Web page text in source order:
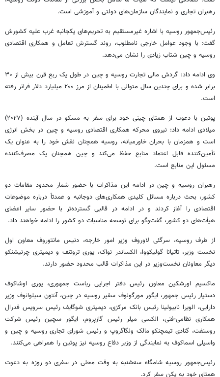
رهبران تجاری و نمایندگان سازمان‌های دولتی و آموزشی است.
رئیس‌جمهور روسیه با اشاره غیرمستقیم به تحریم‌های یکجانبه غرب علیه کشورش
گفت: با وجود عوامل خارجی نامطلوب، روند گسترش تعامل و همکاری اقتصادی
روسیه و چین شتاب زیادی را نشان می‌دهد.
وی ادامه داد: گردش مالی تجارت روسیه و چین در طول یک ربع قرن بیش از ۳۰
برابر شده و برای چندین سال متوالی با اطمینان از مرز ۲۰۰ میلیارد دلار فراتر رفته
است.
پوتین با دعوت از همتای چینی خود برای سفر به مسکو در سال آینده (۲۰۲۷)
میلادی ادامه داد: نیروی محرکه همکاری اقتصادی روسیه و چین در بخش انرژی
است و همزمان با بحران خاورمیانه، روسیه همچنان نقش خود را به عنوان یک
تأمین‌کننده قابل اعتماد منابع حفظ می‌کند و چین همچنان یک مصرف‌کننده
مسئول این منابع است.
رهبران روسیه و چین در ادامه این مذاکرات با حضور شمار محدود مقامات دو
کشور، بحث درباره مسائل کلیدی همکاری‌های دوجانبه و عمدتاً درباره موضوعات
اقتصادی را آغاز کردند و در ادامه در قالبی گسترده‌تر با حضور سایر اعضای
هیأت‌های دو کشور، گفت‌وگو برای توسعه مناسبات دو کشور را ادامه خواهند داد.
از طرف روسیه، سرگئی لاوروف وزیر امور خارجه، دنیس مانتوروف معاون اول
نخست وزیر، تاتیانا گولیکووا، الکساندر نواک، یوری تروتنف و دیمیتری چرنیشنکو
دیگر معاونان نخست‌وزیر در این مذاکرات قالب محدود حضور دارند.
ماکسیم اورشکین معاون رئیس دفتر اجرایی ریاست جمهوری، یوری اوشاکوف
دستیار رئیس جمهور، ایگور مورگولوف سفیر روسیه در چین، آنتون سیلوانوف وزیر
دارایی، الویرا نابیولینا رئیس بانک مرکزی، دیمیتری شوگایف رئیس سرویس فدرال
همکاری نظامی-فنی، الکسی میلر رئیس گازپروم، ایگور سچین رئیس شرکت
روسنفت، گنادی تیمچنکو مالک ولگاگروپ و رئیس شورای تجاری روسیه و چین و
واسیلی اسماکوف به نمایندگی از وزیر دفاع روسیه نیز پوتین را همراهی می‌کنند.
رئیس‌جمهور روسیه شامگاه سه‌شنبه به وقت محلی در سفری دو روزه به دعوت
همتای خود به پکن سفر کرد.